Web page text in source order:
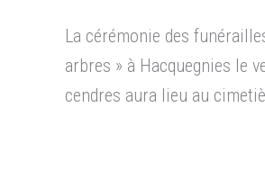
La cérémonie des
arbres » à Hacquegnies le
cendres aura lieu au